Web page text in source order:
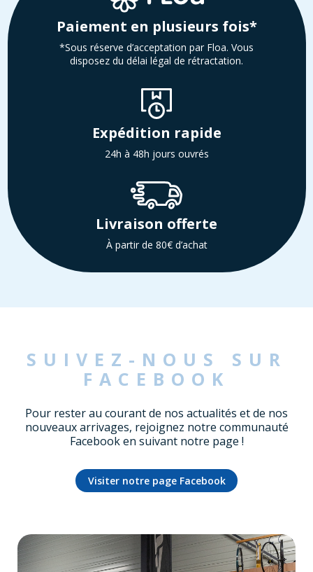
Paiement en plusieurs fois*
*Sous réserve d’acceptation par Floa. Vous
disposez du délai légal de rétractation.
Expédition rapide
24h à 48h jours ouvrés
Livraison offerte
À partir de 80€ d’achat
SUIVEZ-NOUS SUR
FACEBOOK
Pour rester au courant de nos actualités et de nos
nouveaux arrivages, rejoignez notre communauté
Facebook en suivant notre page !
Visiter notre page Facebook